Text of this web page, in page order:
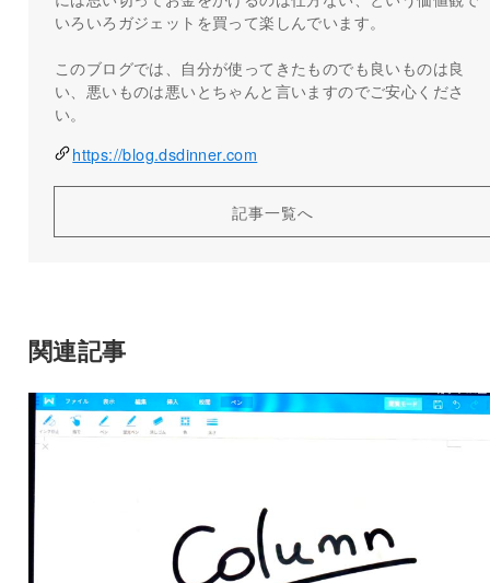
いろいろガジェットを買って楽しんでいます。
このブログでは、自分が使ってきたものでも良いものは良
い、悪いものは悪いとちゃんと言いますのでご安心くださ
い。
https://blog.dsdinner.com
記事一覧へ
関連記事